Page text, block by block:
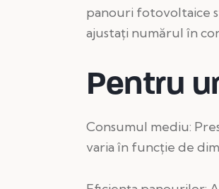
panouri fotovoltaice
ajustați numărul în
Pentru
Consumul mediu:
varia în funcție de